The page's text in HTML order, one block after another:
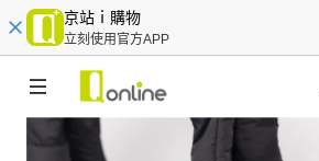
京站ｉ購物
立刻使用官方APP